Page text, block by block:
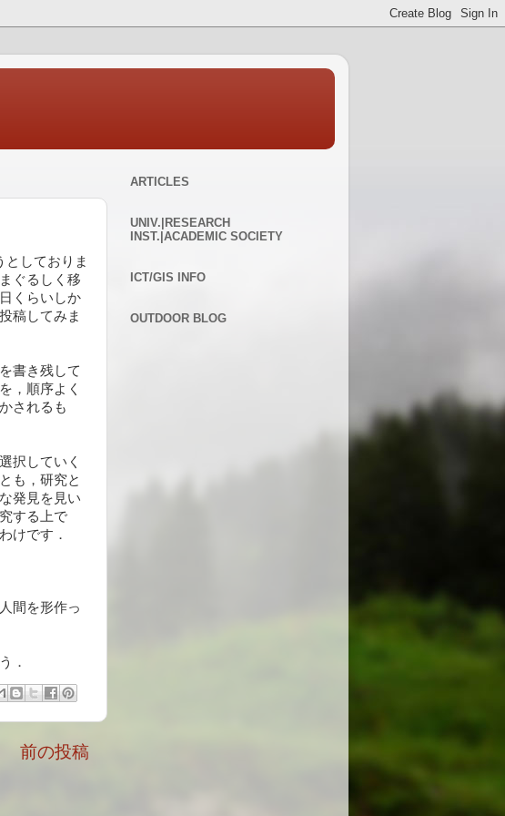
としておりま
ぐるしく移
くらいしか
稿してみま
書き残して
，順序よく
されるも
択していく
も，研究と
発見を見い
する上で
けです．
間を形作っ
．
前の投稿
ARTICLES
UNIV.|RESEARCH
INST.|ACADEMIC SOCIETY
ICT/GIS INFO
OUTDOOR BLOG